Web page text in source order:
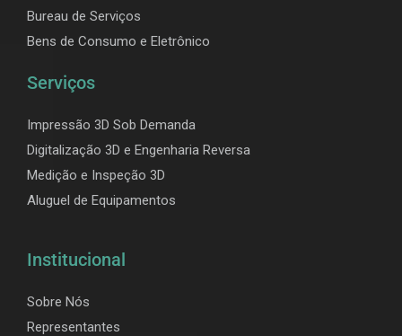
Bureau de Serviços
Bens de Consumo e Eletrônico
Serviços
Impressão 3D Sob Demanda
Digitalização 3D e Engenharia Reversa
Medição e Inspeção 3D
Aluguel de Equipamentos
Institucional
Sobre Nós
Representantes